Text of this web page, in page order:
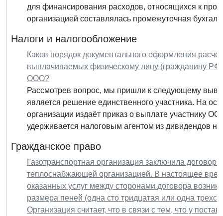
для финансирования расходов, относящихся к
организацией составлялась промежуточная
Налоги и налогообложение
Каков порядок документального оформления
выплачиваемых физическому лицу (гражданину
ООО?
Рассмотрев вопрос, мы пришли к следующему
является решение единственного участника. На
организации издаёт приказ о выплате участнику
удерживается налоговым агентом из дивидендов
Гражданское право
Газотранспортная организация заключила договор
теплоснабжающей организацией. В настоящее
оказанных услуг между сторонами договора
размера пеней (одна сто тридцатая или одна
Организация считает, что в связи с тем, что у